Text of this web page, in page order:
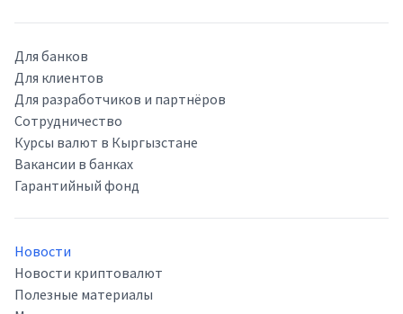
Для банков
Для клиентов
Для разработчиков и партнёров
Сотрудничество
Курсы валют в Кыргызстане
Вакансии в банках
Гарантийный фонд
Новости
Новости криптовалют
Полезные материалы